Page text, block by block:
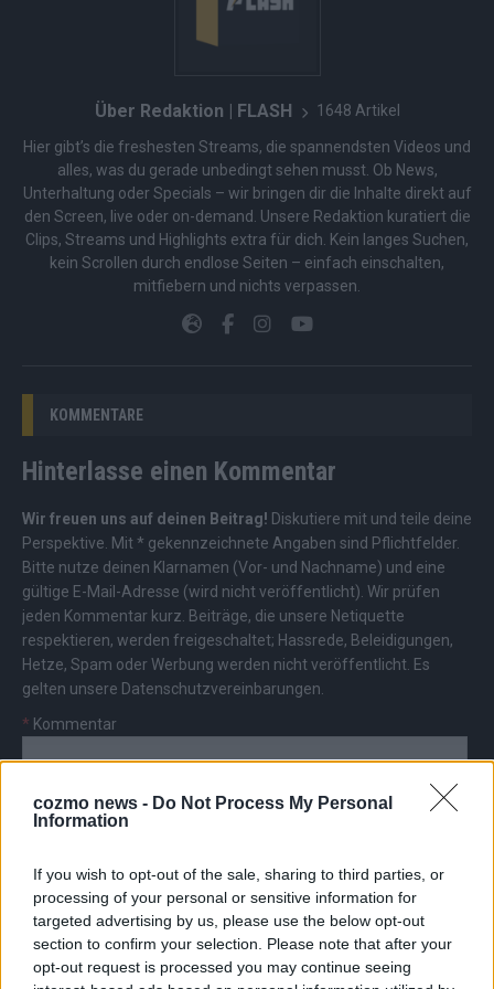
cozmo news - Do Not Process My Personal
Information
If you wish to opt-out of the sale, sharing to third parties, or
processing of your personal or sensitive information for
targeted advertising by us, please use the below opt-out
section to confirm your selection. Please note that after your
opt-out request is processed you may continue seeing
Über Redaktion | FLASH 1648 Artikel
Hier gibt’s die freshesten Streams, die spannendsten Videos und
alles, was du gerade unbedingt sehen musst. Ob News,
Unterhaltung oder Specials – wir bringen dir die Inhalte direkt auf
den Screen, live oder on-demand. Unsere Redaktion kuratiert die
Clips, Streams und Highlights extra für dich. Kein langes Suchen,
kein Scrollen durch endlose Seiten – einfach einschalten,
mitfiebern und nichts verpassen.
KOMMENTARE
Hinterlasse einen Kommentar
Wir freuen uns auf deinen Beitrag! Diskutiere mit und teile deine
Perspektive. Mit * gekennzeichnete Angaben sind Pflichtfelder.
Bitte nutze deinen Klarnamen (Vor- und Nachname) und eine
gültige E-Mail-Adresse (wird nicht veröffentlicht). Wir prüfen
jeden Kommentar kurz. Beiträge, die unsere Netiquette
respektieren, werden freigeschaltet; Hassrede, Beleidigungen,
Hetze, Spam oder Werbung werden nicht veröffentlicht. Es
gelten unsere Datenschutzvereinbarungen
* Kommentar
Vor- und Nachname
E-Mail